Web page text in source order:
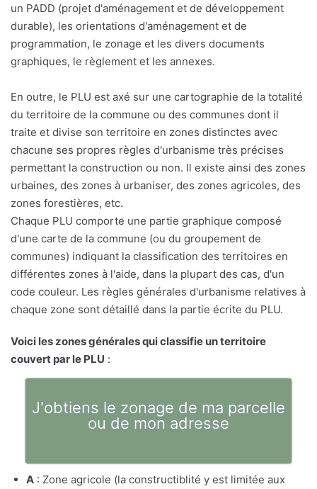
un PADD (projet d'aménagement et de développement
durable), les orientations d'aménagement et de
programmation, le zonage et les divers documents
graphiques, le règlement et les annexes.
En outre, le PLU est axé sur une cartographie de la totalité
du territoire de la commune ou des communes dont il
traite et divise son territoire en zones distinctes avec
chacune ses propres règles d'urbanisme très précises
permettant la construction ou non. Il existe ainsi des zones
urbaines, des zones à urbaniser, des zones agricoles, des
zones forestières, etc.
Chaque PLU comporte une partie graphique composé
d'une carte de la commune (ou du groupement de
communes) indiquant la classification des territoires en
différentes zones à l'aide, dans la plupart des cas, d'un
code couleur. Les règles générales d'urbanisme relatives à
chaque zone sont détaillé dans la partie écrite du PLU.
Voici les zones générales qui classifie un territoire
couvert par le PLU :
J'obtiens le zonage de ma parcelle
ou de mon adresse
A : Zone agricole (la constructiblité y est limitée aux